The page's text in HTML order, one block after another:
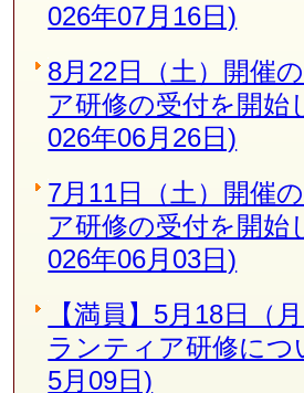
026年07月16日)
8月22日（土）開催
ア研修の受付を開始
026年06月26日)
7月11日（土）開催
ア研修の受付を開始
026年06月03日)
【満員】5月18日（
ランティア研修につ
5月09日)